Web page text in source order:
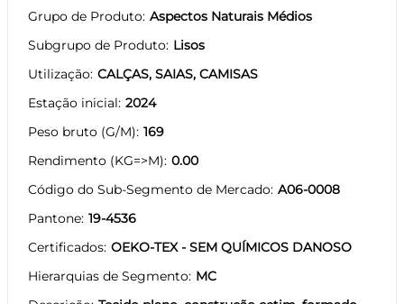
Grupo de Produto Aspectos Naturais Médios
Subgrupo de Produto Lisos
Utilização CALÇAS, SAIAS, CAMISAS
Estação inicial 2024
Peso bruto (G/M) 169
Rendimento (KG=>M) 0.00
Código do Sub-Segmento de Mercado A06-0008
Pantone 19-4536
Certificados OEKO-TEX - SEM QUÍMICOS DANOSO
Hierarquias de Segmento MC